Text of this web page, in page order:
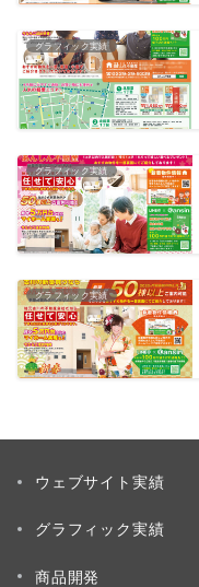
グラフィック実績
グラフィック実績
グラフィック実績
ウェブサイト実績
グラフィック実績
商品開発